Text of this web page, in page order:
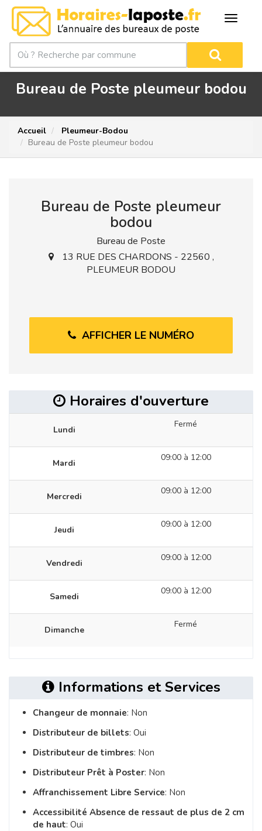
Bureau de Poste pleumeur bodou
Accueil
Pleumeur-Bodou
Bureau de Poste pleumeur bodou
Bureau de Poste pleumeur
bodou
Bureau de Poste
13 RUE DES CHARDONS - 22560 ,
PLEUMEUR BODOU
AFFICHER LE NUMÉRO
Horaires d'ouverture
Lundi
Fermé
Mardi
09:00 à 12:00
Mercredi
09:00 à 12:00
Jeudi
09:00 à 12:00
Vendredi
09:00 à 12:00
Samedi
09:00 à 12:00
Dimanche
Fermé
Informations et Services
Changeur de monnaie: Non
Distributeur de billets: Oui
Distributeur de timbres: Non
Distributeur Prêt à Poster: Non
Affranchissement Libre Service: Non
Accessibilité Absence de ressaut de plus de 2 cm
de haut: Oui